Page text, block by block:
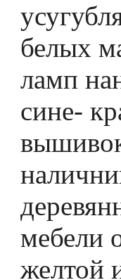
белых
ламп
сине-
мебели
желтой